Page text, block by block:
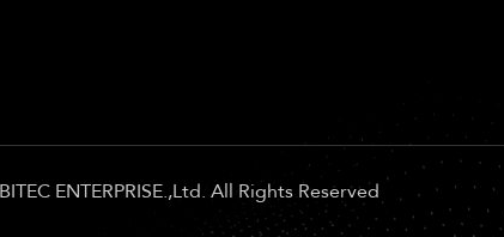
ENTERPRISE.,Ltd. All Rights Reserved